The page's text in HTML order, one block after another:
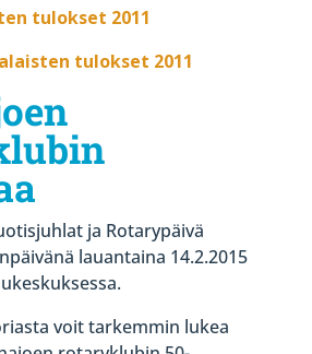
tulokset 2011
tulokset 2011
ja Rotarypäivä
lauantaina 14.2.2015
voit tarkemmin lukea